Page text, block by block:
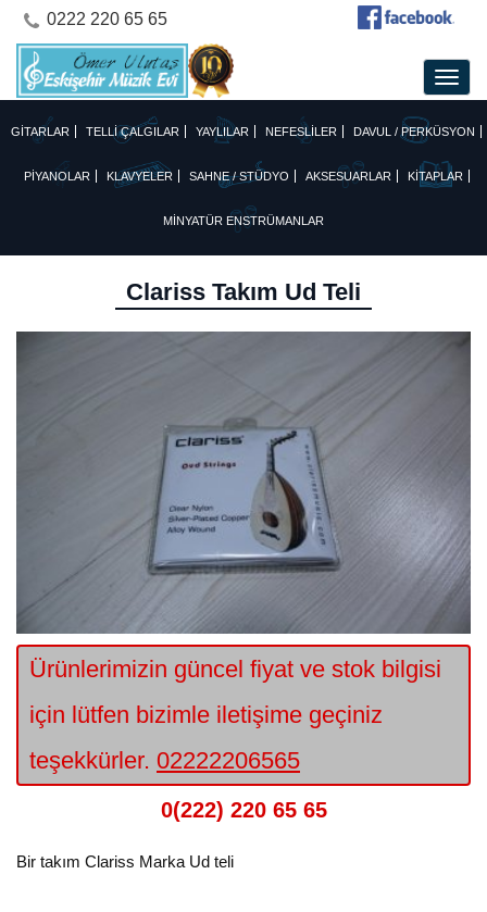
0222 220 65 65
GİTARLAR TELLİ ÇALGILAR YAYLILAR NEFESLİLER DAVUL / PERKÜSYON
PİYANOLAR KLAVYELER SAHNE / STÜDYO AKSESUARLAR KİTAPLAR
MİNYATÜR ENSTRÜMANLAR
Clariss Takım Ud Teli
Ürünlerimizin güncel fiyat ve stok bilgisi
için lütfen bizimle iletişime geçiniz
teşekkürler. 02222206565
0(222) 220 65 65
Bir takım Clariss Marka Ud teli